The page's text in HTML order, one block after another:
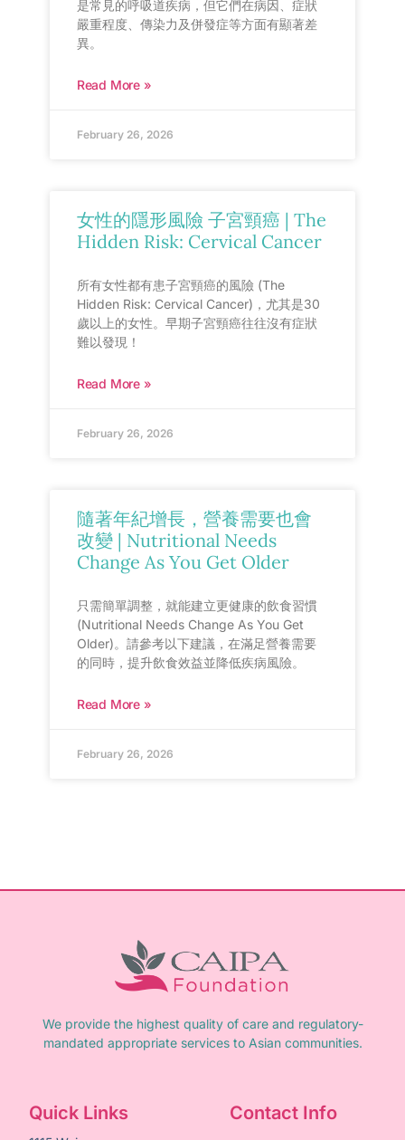
是常見的呼吸道疾病，但它們在病因、症狀
嚴重程度、傳染力及併發症等方面有顯著差
異。
Read More »
February 26, 2026
女性的隱形風險 子宮頸癌 | The
Hidden Risk: Cervical Cancer
所有女性都有患子宮頸癌的風險 (The
Hidden Risk: Cervical Cancer)，尤其是30
歲以上的女性。早期子宮頸癌往往沒有症狀
難以發現！
Read More »
February 26, 2026
隨著年紀增長，營養需要也會
改變 | Nutritional Needs
Change As You Get Older
只需簡單調整，就能建立更健康的飲食習慣
(Nutritional Needs Change As You Get
Older)。請參考以下建議，在滿足營養需要
的同時，提升飲食效益並降低疾病風險。
Read More »
February 26, 2026
We provide the highest quality of care and regulatory-
mandated appropriate services to Asian communities.
Quick Links Contact Info